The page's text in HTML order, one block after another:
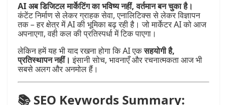
AI अब डिजिटल मार्केटिंग का भविष्य नहीं, वर्तमान बन चुका है।
कंटेंट निर्माण से लेकर ग्राहक सेवा, एनालिटिक्स से लेकर विज्ञापन
तक – हर क्षेत्र में AI की भूमिका बढ़ रही है। जो मार्केटर AI को आज
अपनाएगा, वही कल की प्रतिस्पर्धा में टिक पाएगा।
लेकिन हमें यह भी याद रखना होगा कि AI एकसहयोगी है,
प्रतिस्थापन नहीं। इंसानी सोच, भावनाएँ और रचनात्मकता आज भी
सबसे अलग और अनमोल हैं।
📚 SEO Keywords Summary: